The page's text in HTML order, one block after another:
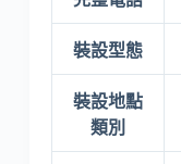
裝設型態
裝設地點
類別